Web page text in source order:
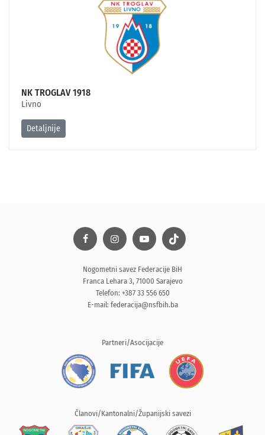
NK TROGLAV 1918
Livno
Detaljnije
Nogometni savez Federacije BiH
Franca Lehara 3, 71000 Sarajevo
Telefon: +387 33 556 650
E-mail: federacija@nsfbih.ba
Partneri/Asocijacije
Članovi/Kantonalni/Županijski savezi